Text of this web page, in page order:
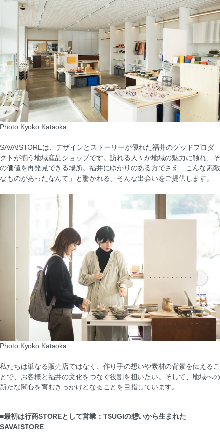
Photo:Kyoko Kataoka
SAVA!STOREは、デザインとストーリーが優れた福井のグッドプロダ
クトが揃う地域産品ショップです。訪れる人々が地域の魅力に触れ、そ
の価値を再発見できる場所。福井にゆかりのある方でさえ「こんな素敵
なものがあったなんて」と驚かれる、そんな出会いをご提供します。
Photo:Kyoko Kataoka
私たちは単なる販売店ではなく、作り手の想いや素材の背景を伝えるこ
とで、お客様と福井の文化をつなぐ役割を担いたい。そして、地域への
新たな関心を育むきっかけとなることを目指しています。
■最初は行商STOREとして営業：TSUGIの想いから生まれた
SAVA!STORE